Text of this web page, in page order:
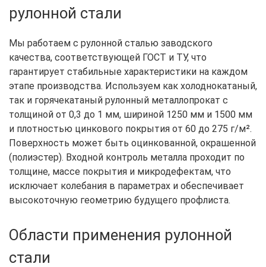
рулонной стали
Мы работаем с рулонной сталью заводского
качества, соответствующей ГОСТ и ТУ, что
гарантирует стабильные характеристики на каждом
этапе производства. Используем как холоднокатаный,
так и горячекатаный рулонный металлопрокат с
толщиной от 0,3 до 1 мм, шириной 1250 мм и 1500 мм
и плотностью цинкового покрытия от 60 до 275 г/м².
Поверхность может быть оцинкованной, окрашенной
(полиэстер). Входной контроль металла проходит по
толщине, массе покрытия и микродефектам, что
исключает колебания в параметрах и обеспечивает
высокоточную геометрию будущего профлиста.
Области применения рулонной
стали